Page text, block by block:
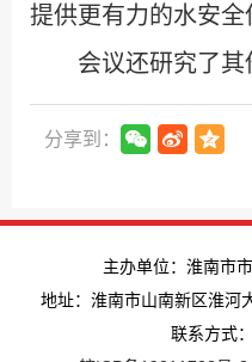
提供更有力的水安全
会议还研究了其
分享到：
主办单位：淮南市
地址：淮南市山南新区淮河
联系方式